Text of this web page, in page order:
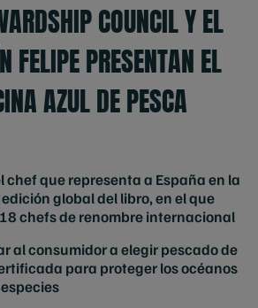
COUNCIL Y EL
FELIPE PRESENTAN EL
AZUL DE PESCA
chef que representa a España en la
global del libro, en el que
chefs de renombre internacional
al consumidor a elegir pescado de
para proteger los océanos